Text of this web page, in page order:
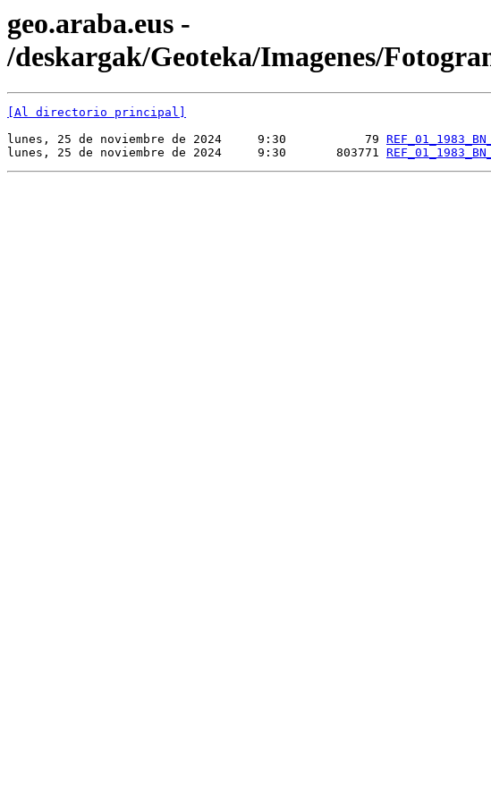
geo.araba.eus -
/deskargak/Geoteka/Imagenes/
[Al directorio principal]
lunes, 25 de noviembre de 2024     9:30           79
lunes, 25 de noviembre de 2024     9:30       803771